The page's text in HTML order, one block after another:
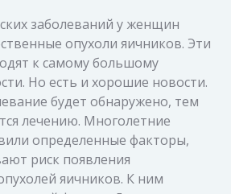
заболеваний у женщин
опухоли яичников. Эти
к самому большому
Но есть и хорошие новости.
будет обнаружено, тем
лечению. Многолетние
определенные факторы,
риск появления
яичников. К ним